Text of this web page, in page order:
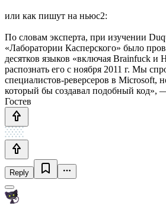
или как пишут на ньюс2:
По словам эксперта, при изучении
«Лаборатории Касперского» было
десятков языков «включая Brainfuck
распознать его с ноября 2011 г. Мы
специалистов-реверсеров в Microsoft,
который бы создавал подобный код»,
Гостев
Reply